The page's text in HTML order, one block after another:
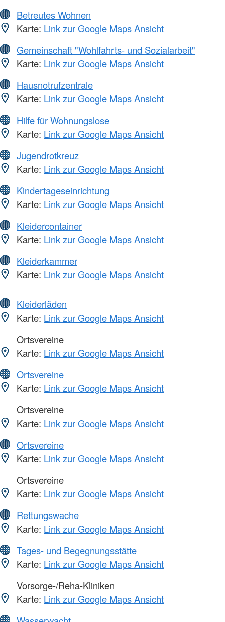
Betreutes Wohnen
Karte: Link zur Google Maps Ansicht
Gemeinschaft "Wohlfahrts- und Sozialarbeit"
Karte: Link zur Google Maps Ansicht
Hausnotrufzentrale
Karte: Link zur Google Maps Ansicht
Hilfe für Wohnungslose
Karte: Link zur Google Maps Ansicht
Jugendrotkreuz
Karte: Link zur Google Maps Ansicht
Kindertageseinrichtung
Karte: Link zur Google Maps Ansicht
Kleidercontainer
Karte: Link zur Google Maps Ansicht
Kleiderkammer
Karte: Link zur Google Maps Ansicht
Kleiderläden
Karte: Link zur Google Maps Ansicht
Ortsvereine
Karte: Link zur Google Maps Ansicht
Ortsvereine
Karte: Link zur Google Maps Ansicht
Ortsvereine
Karte: Link zur Google Maps Ansicht
Ortsvereine
Karte: Link zur Google Maps Ansicht
Ortsvereine
Karte: Link zur Google Maps Ansicht
Rettungswache
Karte: Link zur Google Maps Ansicht
Tages- und Begegnungsstätte
Karte: Link zur Google Maps Ansicht
Vorsorge-/Reha-Kliniken
Karte: Link zur Google Maps Ansicht